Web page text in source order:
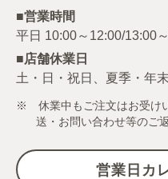
■営業時間
■店舗休業日
土・日・祝日、夏季・年
※ 休業中もご注文はお受け
送・お問い合わせ等のご
営業日カ